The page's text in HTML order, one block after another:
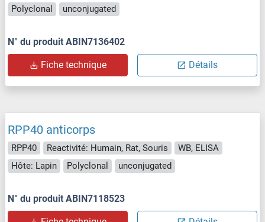
Polyclonal
unconjugated
N° du produit ABIN7136402
Fiche technique Détails
RPP40 anticorps
RPP40 Reactivité: Humain, Rat, Souris
WB, ELISA
Hôte: Lapin
Polyclonal unconjugated
N° du produit ABIN7118523